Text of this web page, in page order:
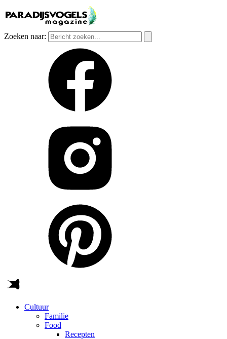
Zoeken naar:
Cultuur
Familie
Food
Recepten